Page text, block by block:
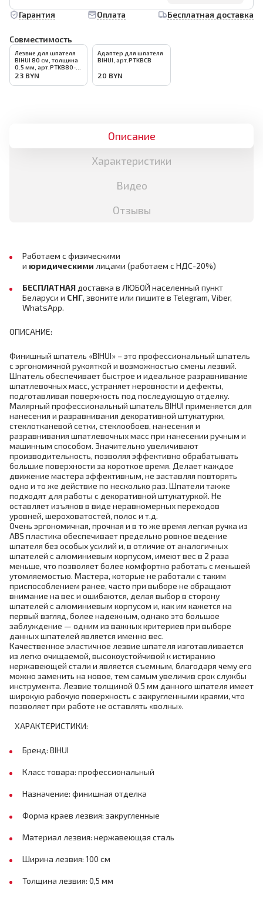
Гарантия Оплата Бесплатная доставка
Совместимость
Лезвие для шпателя
BIHUI 80 см, толщина
0.5 мм, арт.PTKB80-
SB
23 BYN
Адаптер для шпателя
BIHUI, арт.PTKBCB
20 BYN
Описание
Характеристики
Видео
Отзывы
Работаем с физическими
и юридическими лицами (работаем с НДС-20%)
БЕСПЛАТНАЯ доставка в ЛЮБОЙ населенный пункт
Беларуси и СНГ, звоните или пишите в Telegram, Viber,
WhatsApp.
ОПИСАНИЕ:
Финишный шпатель «BIHUI» – это профессиональный шпатель
с эргономичной рукояткой и возможностью смены лезвий.
Шпатель обеспечивает быстрое и идеальное разравнивание
шпатлевочных масс, устраняет неровности и дефекты,
подготавливая поверхность под последующую отделку.
Малярный профессиональный шпатель BIHUI применяется для
нанесения и разравнивания декоративной штукатурки,
стеклотканевой сетки, стеклообоев, нанесения и
разравнивания шпатлевочных масс при нанесении ручным и
машинным способом. Значительно увеличивают
производительность, позволяя эффективно обрабатывать
большие поверхности за короткое время. Делает каждое
движение мастера эффективным, не заставляя повторять
одно и то же действие по несколько раз. Шпатели также
подходят для работы с декоративной штукатуркой. Не
оставляет изъянов в виде неравномерных переходов
уровней, шероховатостей, полос и т.д.
Очень эргономичная, прочная и в то же время легкая ручка из
ABS пластика обеспечивает предельно ровное ведение
шпателя без особых усилий и, в отличие от аналогичных
шпателей с алюминиевым корпусом, имеют вес в 2 раза
меньше, что позволяет более комфортно работать с меньшей
утомляемостью. Мастера, которые не работали с таким
приспособлением ранее, часто при выборе не обращают
внимание на вес и ошибаются, делая выбор в сторону
шпателей с алюминиевым корпусом и, как им кажется на
первый взгляд, более надежным, однако это большое
заблуждение — одним из важных критериев при выборе
данных шпателей является именно вес.
Качественное эластичное лезвие шпателя изготавливается
из легко очищаемой, высокоустойчивой к истиранию
нержавеющей стали и является съемным, благодаря чему его
можно заменить на новое, тем самым увеличив срок службы
инструмента. Лезвие толщиной 0.5 мм данного шпателя имеет
широкую рабочую поверхность с закругленными краями, что
позволяет при работе не оставлять «волны».
ХАРАКТЕРИСТИКИ:
Бренд: BIHUI
Класс товара: профессиональный
Назначение: финишная отделка
Форма краев лезвия: закругленные
Материал лезвия: нержавеющая сталь
Ширина лезвия: 100 см
Толщина лезвия: 0,5 мм